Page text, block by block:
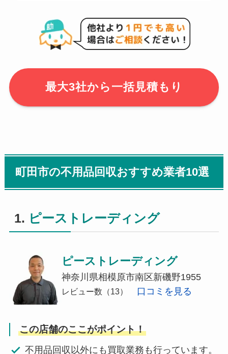
最大3社から一括見積もり
町田市の不用品回収おすすめ業者10選
1. ピーストレーディング
ピーストレーディング
神奈川県相模原市南区新磯野1955
レビュー数（13） 口コミを見る
この店舗のここがポイント！
不用品回収以外にも買取業務も行っています。